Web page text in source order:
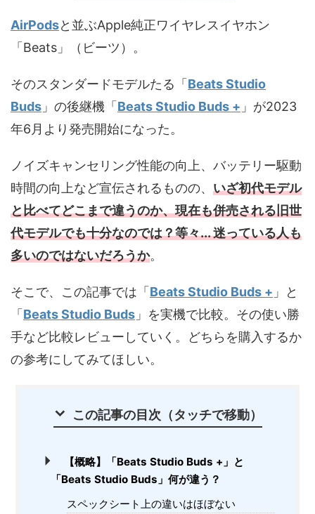
AirPodsと並ぶApple純正ワイヤレスイヤホン
「Beats」（ビーツ）。
そのスタンダードモデルたる「Beats Studio
Buds 」の後継機「Beats Studio Buds + 」が2023
年6月より発売開始になった。
ノイズキャンセリング性能の向上、バッテリー駆動
時間の向上など宣伝されるものの、 いざ初代モデル
と比べてどこまで違うのか、現在も併売される旧世
代モデルでも十分なのでは？等々... 迷っている人も
多いのではないだろうか。
そこで、この記事では「Beats Studio Buds + 」と
「Beats Studio Buds 」を実機で比較。その使い勝
手など比較レビューしていく。どちらを購入するか
の参考にしてみてほしい。
この記事の目次（タッチで移動）
【概略】「Beats Studio Buds +」と
「Beats Studio Buds」何が違う？
スペックシート上の違いはほぼない